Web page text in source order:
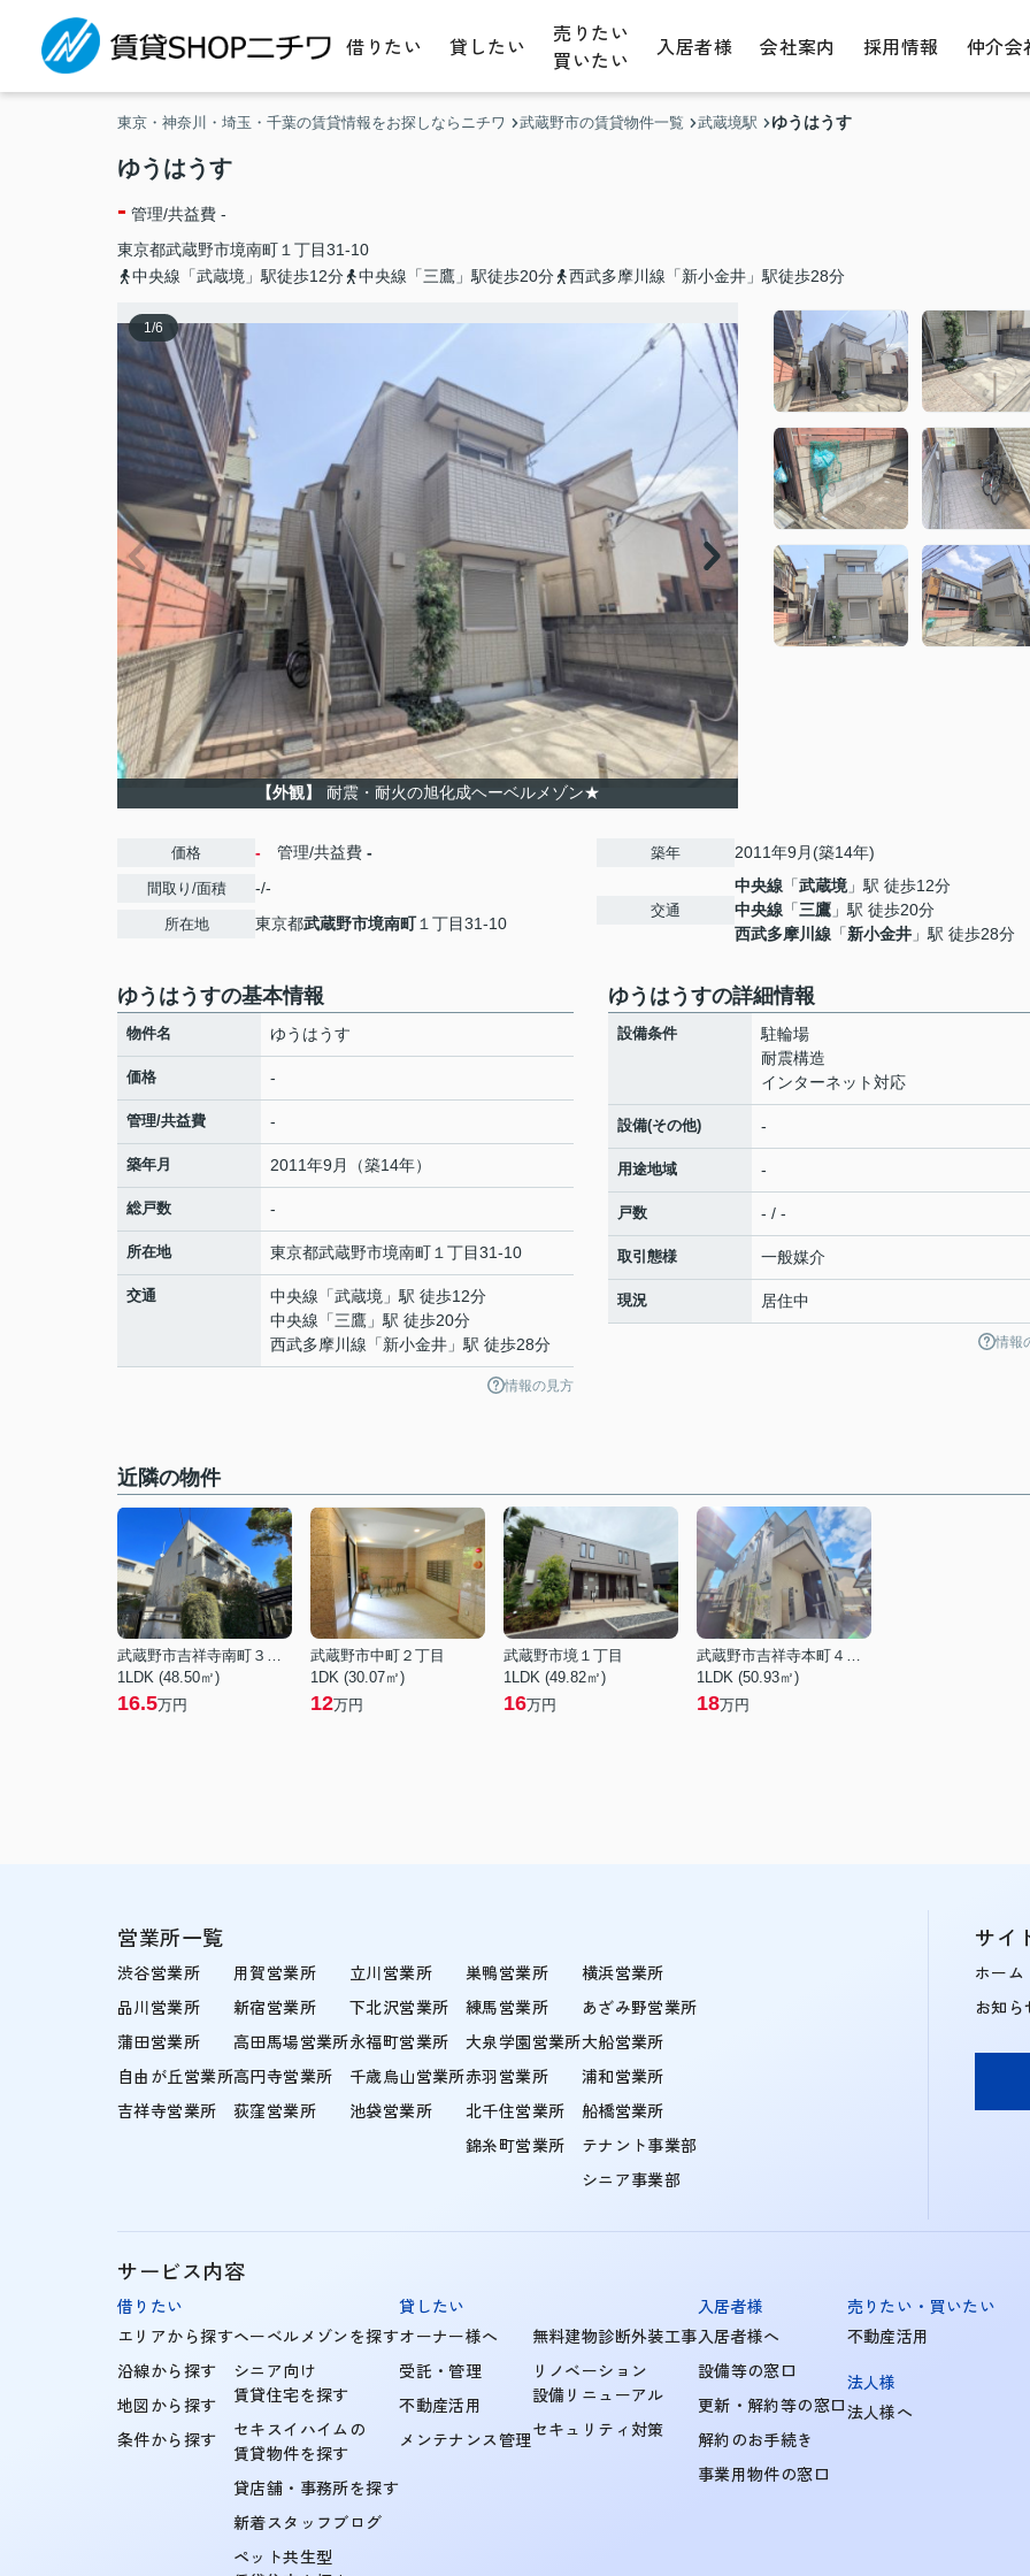
借りたい 貸したい
売りたい
買いたい
入居者様 会社案内 採用情報 仲介会
東京・神奈川・埼玉・千葉の賃貸情報をお探しならニチワ 武蔵野市の賃貸物件一覧 武蔵境駅 ゆうはうす
ゆうはうす
- 管理/共益費 -
東京都武蔵野市境南町 １丁目31-10
中央線「武蔵境」駅徒歩12分
中央線「三鷹」駅徒歩20分 西武多摩川線「新小金井」駅徒歩28分
1/6
【外観】 耐震・耐火の旭化成ヘーベルメゾン★
価格 - 管理/共益費 -
間取り/面積 -/-
所在地 東京都武蔵野市境南町１丁目31-10
築年 2011年9月(築14年)
交通
中央線 「武蔵境」駅 徒歩12分
中央線 「三鷹 」駅 徒歩20分
西武多摩川線 「新小金井 」駅 徒歩28分
ゆうはうすの基本情報
物件名 ゆうはうす
価格 -
管理/共益費 -
築年月 2011年9月（築14年）
総戸数 -
所在地 東京都武蔵野市境南町 １丁目31-10
交通 中央線 「武蔵境 」駅 徒歩12分
中央線 「三鷹 」駅 徒歩20分
西武多摩川線 「新小金井 」駅 徒歩28分
情報の見方
ゆうはうすの詳細情報
設備条件
駐輪場
耐震構造
インターネット対応
設備(その他) -
用途地域 -
戸数 - / -
取引態様 一般媒介
現況 居住中
情報
近隣の物件
武蔵野市吉祥寺南町３丁目
1LDK (48.50㎡)
16.5万円
武蔵野市中町２丁目
1DK (30.07㎡)
12万円
武蔵野市境１丁目
1LDK (49.82㎡)
16万円
武蔵野市吉祥寺本町４丁目
1LDK (50.93㎡)
18万円
営業所一覧
渋谷営業所
品川営業所
蒲田営業所
自由が丘営業所
吉祥寺営業所
用賀営業所
新宿営業所
高田馬場営業所
高円寺営業所
荻窪営業所
立川営業所
下北沢営業所
永福町営業所
千歳烏山営業所
池袋営業所
巣鴨営業所
練馬営業所
大泉学園営業所
赤羽営業所
北千住営業所
錦糸町営業所
横浜営業所
あざみ野営業所
大船営業所
浦和営業所
船橋営業所
テナント事業部
シニア事業部
サイ
ホーム
お知ら
サービス内容
借りたい
エリアから探す
沿線から探す
地図から探す
条件から探す
ヘーベルメゾンを探す
シニア向け
賃貸住宅を探す
セキスイハイムの
賃貸物件を探す
貸店舗・事務所を探す
新着スタッフブログ
ペット共生型
貸したい
オーナー様へ
受託・管理
不動産活用
メンテナンス管理
無料建物診断外装工事
リノベーション
設備リニューアル
セキュリティ対策
入居者様
入居者様へ
設備等の窓口
更新・解約等の窓口
解約のお手続き
事業用物件の窓口
売りたい・買いたい
不動産活用
法人様
法人様へ